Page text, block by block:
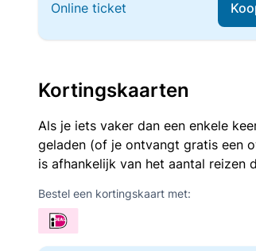
Online ticket
Kortingskaarten
Als je iets vaker dan een enkele
geladen (of je ontvangt gratis een
is afhankelijk van het aantal reizen
Bestel een kortingskaart met: